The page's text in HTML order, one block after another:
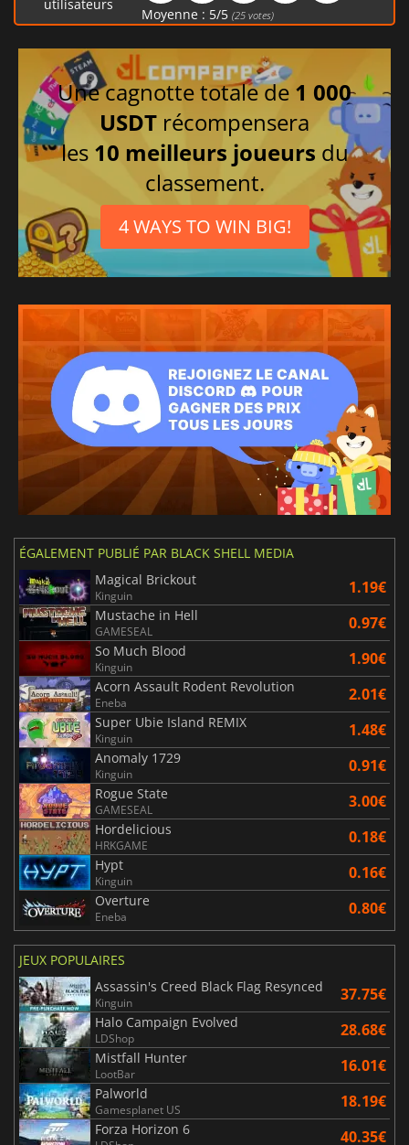
utilisateurs
Moyenne : 5/5 (25votes)
Une cagnotte totale de 1 000
USDT récompensera
les 10 meilleurs joueurs du
classement.
4 WAYS TO WIN BIG!
ÉGALEMENT PUBLIÉ PAR BLACK SHELL MEDIA
Magical Brickout
Kinguin 1.19€
Mustache in Hell
GAMESEAL 0.97€
So Much Blood
Kinguin 1.90€
Acorn Assault Rodent Revolution
Eneba 2.01€
Super Ubie Island REMIX
Kinguin 1.48€
Anomaly 1729
Kinguin 0.91€
Rogue State
GAMESEAL 3.00€
Hordelicious
HRKGAME 0.18€
Hypt
Kinguin 0.16€
Overture
Eneba 0.80€
JEUX POPULAIRES
Assassin's Creed Black Flag Resynced
Kinguin 37.75€
Halo Campaign Evolved
LDShop 28.68€
Mistfall Hunter
LootBar 16.01€
Palworld
Gamesplanet US 18.19€
Forza Horizon 6 40.35€